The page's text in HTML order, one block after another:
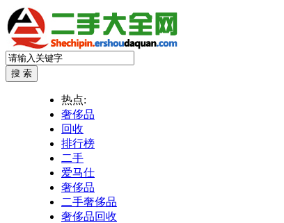
热点:
奢侈品
回收
排行榜
二手
爱马仕
奢侈品
二手奢侈品
奢侈品回收